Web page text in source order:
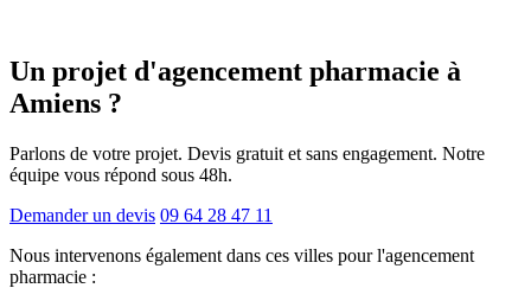
Un projet d'agencement pharmacie à
Amiens ?
Parlons de votre projet. Devis gratuit et sans engagement. Notre
équipe vous répond sous 48h.
Demander un devis 09 64 28 47 11
Nous intervenons également dans ces villes pour l'agencement
pharmacie :